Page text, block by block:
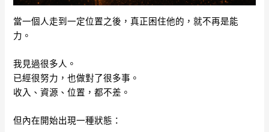
當一個人走到一定位置之後，真正困住他的，就不再是能
力。
我見過很多人。
已經很努力，也做對了很多事。
收入、資源、位置，都不差。
但內在開始出現一種狀態：